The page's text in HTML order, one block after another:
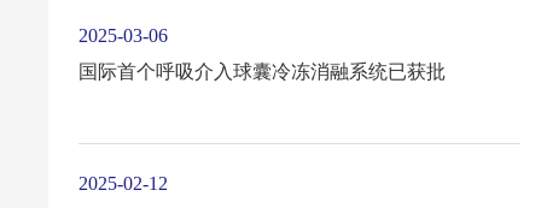
2025-03-06
国际首个呼吸介入球囊冷冻消融系统已获批
2025-02-12